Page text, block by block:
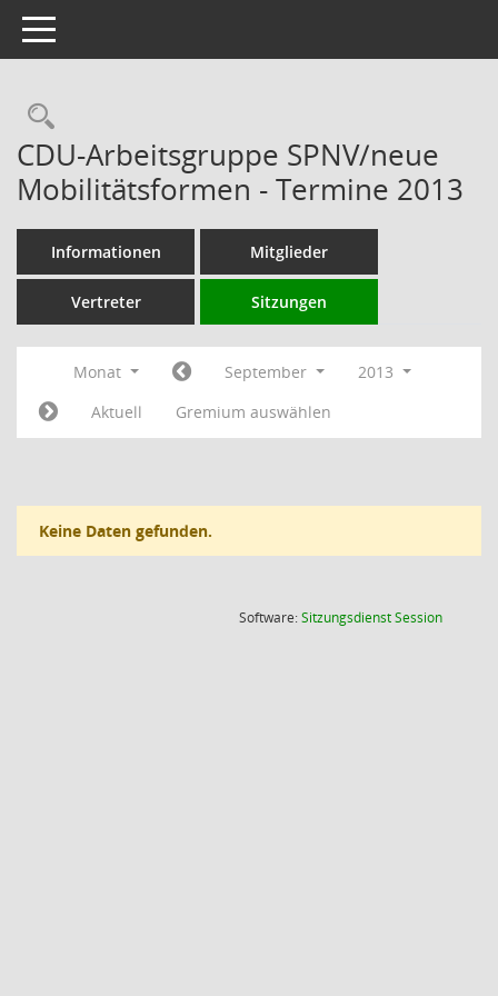
Toggle navigation
Rechercheauswahl
CDU-Arbeitsgruppe SPNV/neue
Mobilitätsformen - Termine 2013
Informationen Mitglieder
Vertreter Sitzungen
Monat September
2013
Aktuell
Gremium auswählen
Keine Daten gefunden.
Software:SitzungsdienstSession(Wird in